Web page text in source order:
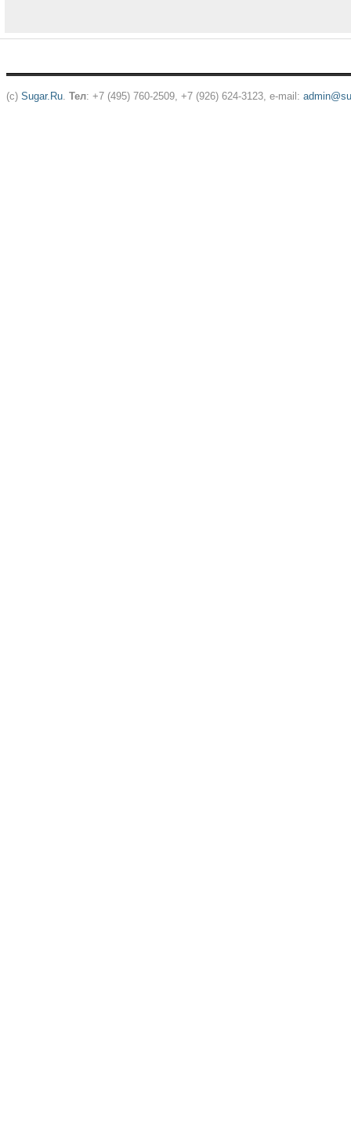
(c) Sugar.Ru. Тел: +7 (495) 760-2509, +7 (926) 624-3123, e-mail: